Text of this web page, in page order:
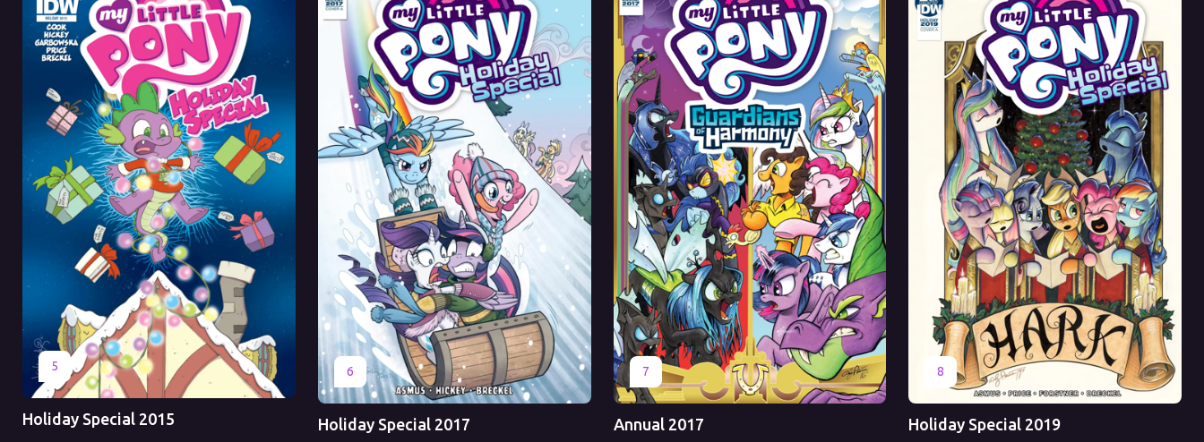
5Оригинал Перевод
Holiday Special 2015
6Оригинал Перевод
Holiday Special 2017
7Оригинал Перевод
Annual 2017
8Оригинал Перевод
Holiday Special 2019